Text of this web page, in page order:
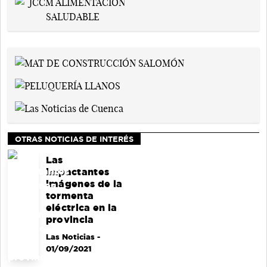
OTRAS NOTICIAS DE INTERÉS
Las
impactantes
imágenes de la
tormenta
eléctrica en la
provincia
Las Noticias-
01/09/2021